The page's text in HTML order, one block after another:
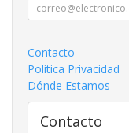
Contacto
Política Privacidad
Dónde Estamos
Contacto